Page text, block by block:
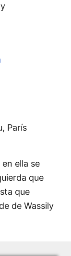
París
ella se
que
que
de Wassily